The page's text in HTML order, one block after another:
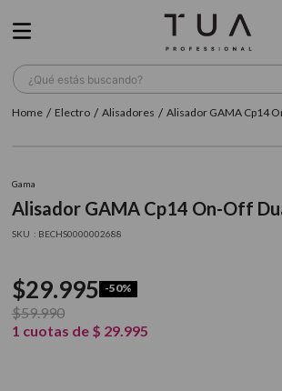
¿Qué estás buscando?
Electro Alisadores Alisador GAMA Cp14
Gama
Alisador GAMA Cp14 On-Off
: BECHS0000002688
$29.995 -50%
$59.990
1 cuotas de $ 29.995
TÉRMINOS MÁS BUSCADOS
5. cepillo
6 . gama